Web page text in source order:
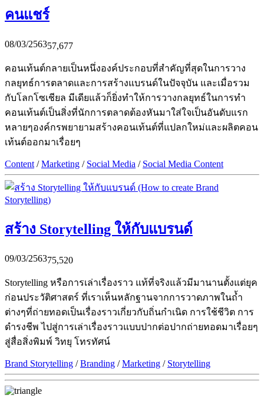
คนแชร์
08/03/256357,677
คอนเท้นต์กลายเป็นหนึ่งองค์ประกอบที่สำคัญที่สุดในการวาง
กลยุทธ์การตลาดและการสร้างแบรนด์ในปัจจุบัน และเมื่อรวม
กับโลกโซเชียล มีเดียแล้วก็ยิ่งทำให้การวางกลยุทธ์ในการทำ
คอนเท้นต์เป็นสิ่งที่นักการตลาดต้องหันมาใส่ใจเป็นอันดับแรก
หลายๆองค์กรพยายามสร้างคอนเท้นต์ที่แปลกใหม่และผลิตคอน
เท้นต์ออกมาเรื่อยๆ
Content /Marketing / Social Media / Social Media Content
สร้าง Storytelling ให้กับแบรนด์
09/03/256375,520
Storytelling หรือการเล่าเรื่องราว แท้ที่จริงแล้วมีมานานตั้งแต่ยุค
ก่อนประวัติศาสตร์ ที่เราเห็นหลักฐานจากการวาดภาพในถ้ำ
ต่างๆที่ถ่ายทอดเป็นเรื่องราวเกี่ยวกับถิ่นกำเนิด การใช้ชีวิต การ
ดำรงชีพ ไปสู่การเล่าเรื่องราวแบบปากต่อปากถ่ายทอดมาเรื่อยๆ
สู่สื่อสิ่งพิมพ์ วิทยุ โทรทัศน์
Brand Storytelling /Branding /Marketing / Storytelling